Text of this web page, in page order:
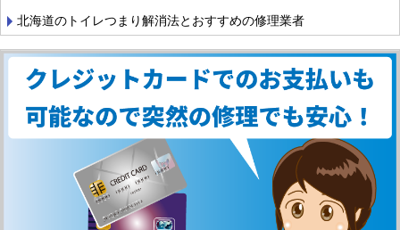
北海道のトイレつまり解消法とおすすめの修理業者